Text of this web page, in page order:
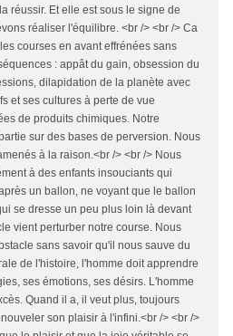
réussir. Et elle est sous le signe de
réaliser l'équilibre. <br /> <br /> Ca
courses en avant effrénées sans
: appât du gain, obsession du
dilapidation de la planète avec
et ses cultures à perte de vue
de produits chimiques. Notre
sur des bases de perversion. Nous
à la raison.<br /> <br /> Nous
à des enfants insouciants qui
un ballon, ne voyant que le ballon
se dresse un peu plus loin là devant
vient perturber notre course. Nous
sans savoir qu'il nous sauve du
de l'histoire, l'homme doit apprendre
ses émotions, ses désirs. L'homme
Quand il a, il veut plus, toujours
son plaisir à l'infini.<br /> <br />